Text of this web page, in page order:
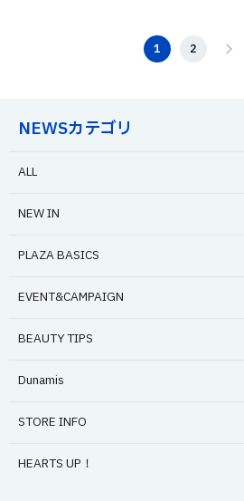
1 2
NEWSカテゴリ
ALL
NEW IN
PLAZA BASICS
EVENT&CAMPAIGN
BEAUTY TIPS
Dunamis
STORE INFO
HEARTS UP！